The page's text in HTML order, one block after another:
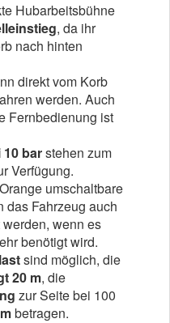
Hubarbeitsbühne
, da ihr
nach hinten
direkt vom Korb
werden. Auch
Fernbedienung ist
10 barstehen zum
Verfügung.
umschaltbare
das Fahrzeug auch
wenn es
benötigt wird.
sind möglich, die
20 m, die
zur Seite bei 100
betragen.